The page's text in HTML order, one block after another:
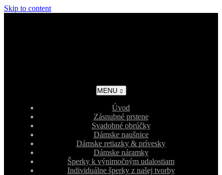
Skip to content
MENU
Úvod
Zásnubné prstene
Svadobné obrúčky
Dámske naušnice
Dámske retiazky & prívesky
Dámske náramky
Šperky k výnimočným udalostiam
Individuálne šperky z našej tvorby